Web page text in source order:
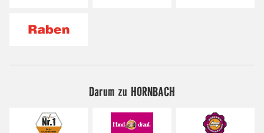
Darum zu HORNBACH